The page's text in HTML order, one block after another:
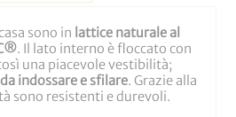
sono in lattice naturale al
. Il lato interno è floccato con
una piacevole vestibilità;
indossare e sfilare. Grazie alla
sono resistenti e durevoli.